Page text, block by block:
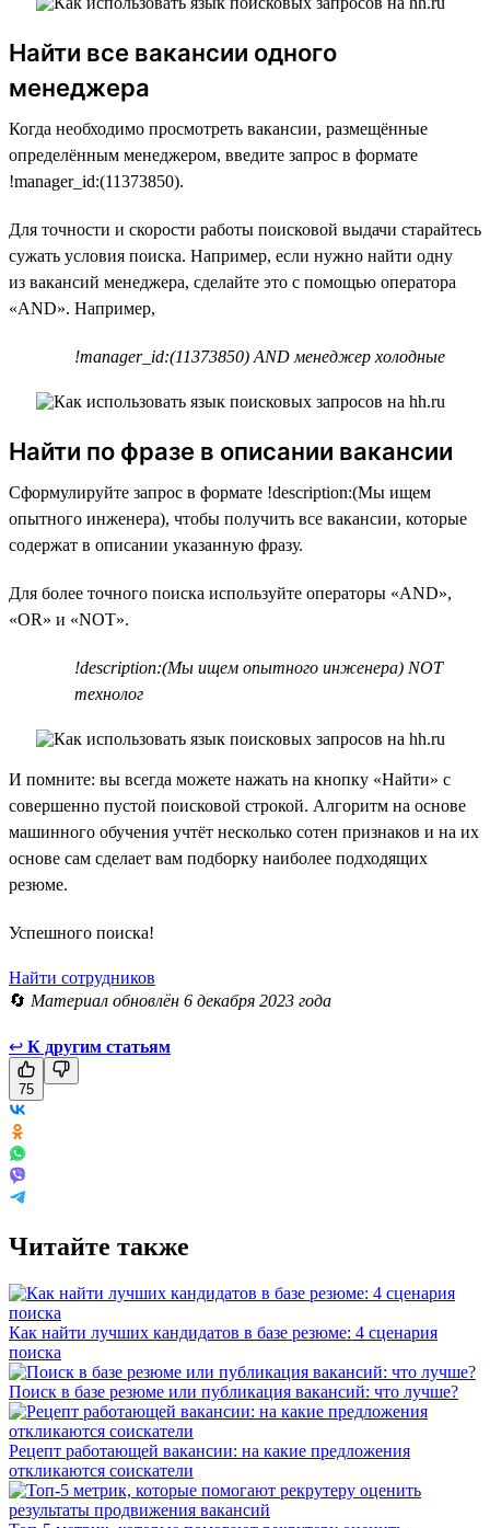
Найти все вакансии одного
менеджера
Когда необходимо просмотреть вакансии, размещённые
определённым менеджером, введите запрос в формате
!manager_id:(11373850).
Для точности и скорости работы поисковой выдачи старайтесь
сужать условия поиска. Например, если нужно найти одну
из вакансий менеджера, сделайте это с помощью оператора
«AND». Например,
!manager_id:(11373850) AND менеджер холодные
Найти по фразе в описании вакансии
Сформулируйте запрос в формате !description:(Мы ищем
опытного инженера), чтобы получить все вакансии, которые
содержат в описании указанную фразу.
Для более точного поиска используйте операторы «AND»,
«OR» и «NOT».
!description:(Мы ищем опытного инженера) NOT
технолог
И помните: вы всегда можете нажать на кнопку «Найти» с
совершенно пустой поисковой строкой. Алгоритм на основе
машинного обучения учтёт несколько сотен признаков и на их
основе сам сделает вам подборку наиболее подходящих
резюме.
Успешного поиска!
Найти сотрудников
🔄 Материал обновлён 6 декабря 2023 года
↩ К другим статьям
75
Читайте также
Как найти лучших кандидатов в базе резюме: 4 сценария
поиска
Поиск в базе резюме или публикация вакансий: что лучше?
Рецепт работающей вакансии: на какие предложения
откликаются соискатели